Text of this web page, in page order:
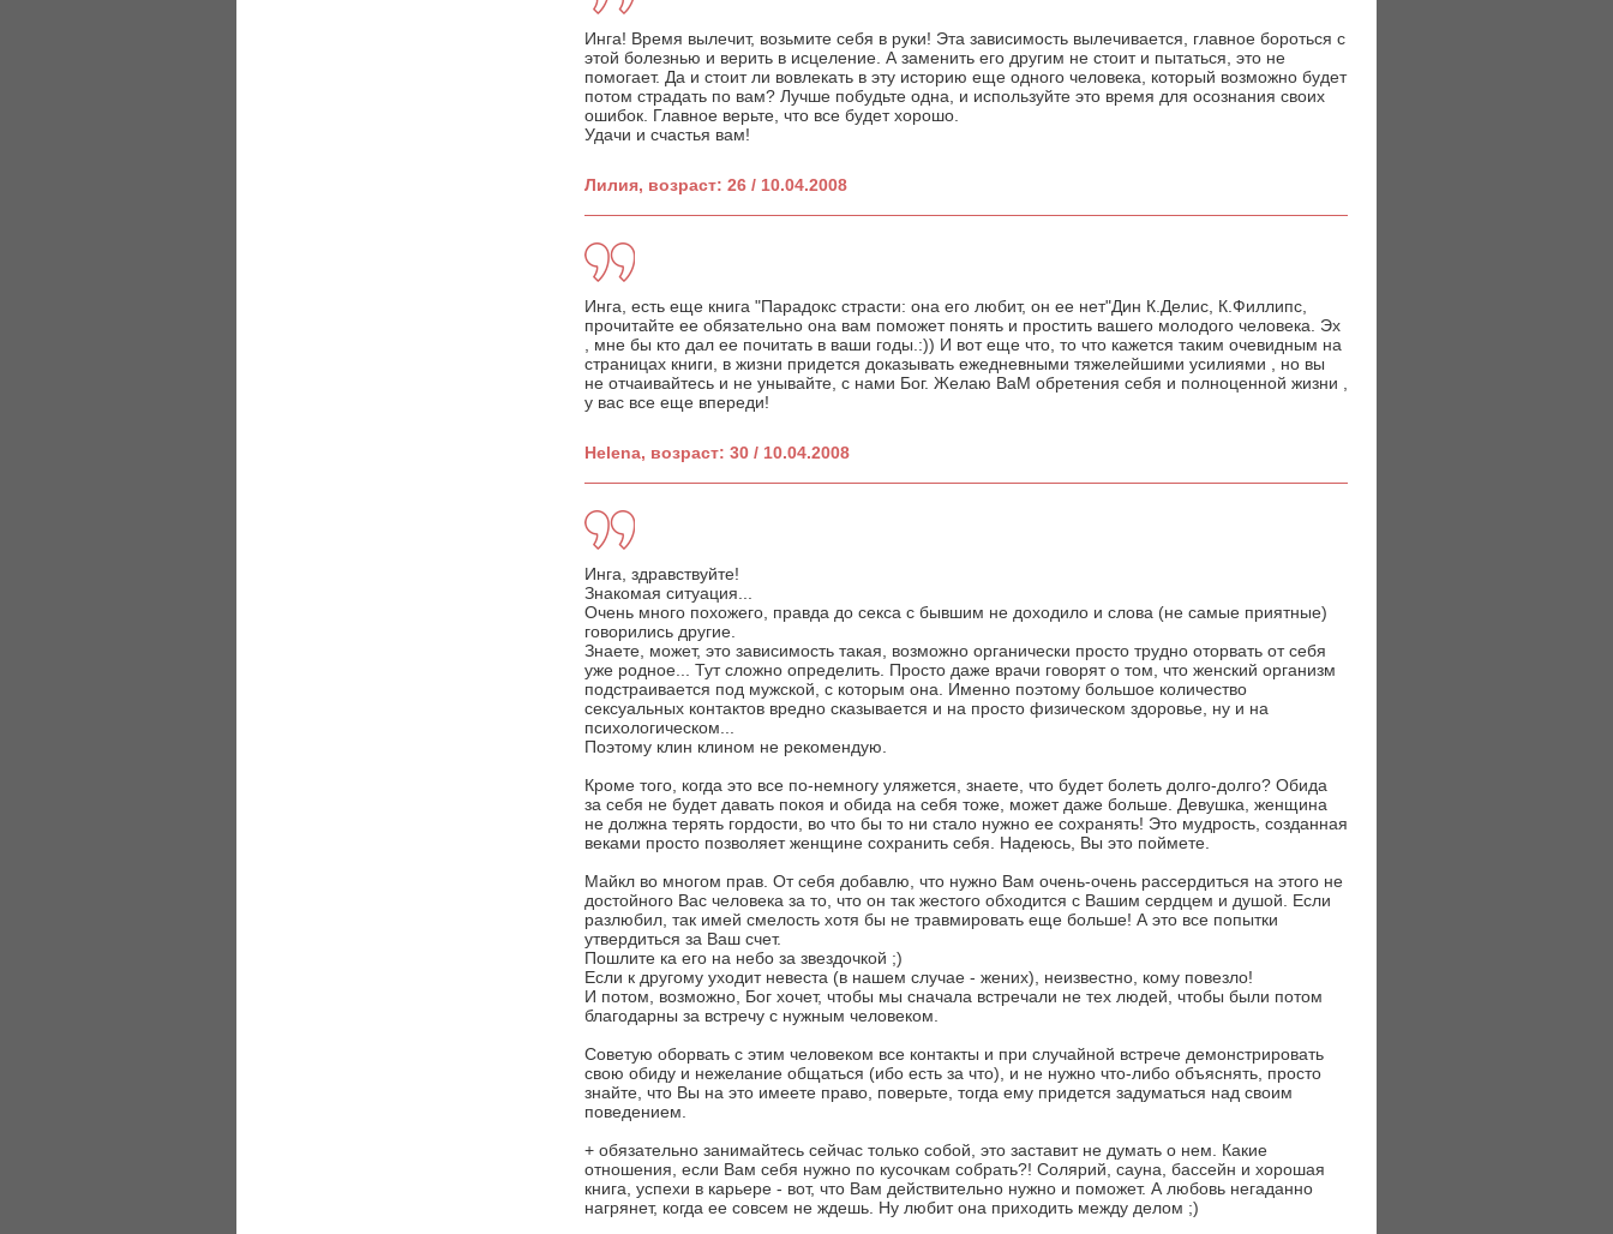
Инга! Время вылечит, возьмите себя в руки! Эта зависимость вылечивается, главное бороться с
этой болезнью и верить в исцеление. А заменить его другим не стоит и пытаться, это не
помогает. Да и стоит ли вовлекать в эту историю еще одного человека, который возможно будет
потом страдать по вам? Лучше побудьте одна, и используйте это время для осознания своих
ошибок. Главное верьте, что все будет хорошо.
Удачи и счастья вам!
Лилия, возраст: 26 / 10.04.2008
Инга, есть еще книга "Парадокс страсти: она его любит, он ее нет"Дин К.Делис, К.Филлипс,
прочитайте ее обязательно она вам поможет понять и простить вашего молодого человека. Эх
, мне бы кто дал ее почитать в ваши годы.:)) И вот еще что, то что кажется таким очевидным на
страницах книги, в жизни придется доказывать ежедневными тяжелейшими усилиями , но вы
не отчаивайтесь и не унывайте, с нами Бог. Желаю ВаМ обретения себя и полноценной жизни ,
у вас все еще впереди!
Helena, возраст: 30 / 10.04.2008
Инга, здравствуйте!
Знакомая ситуация...
Очень много похожего, правда до секса с бывшим не доходило и слова (не самые приятные)
говорились другие.
Знаете, может, это зависимость такая, возможно органически просто трудно оторвать от себя
уже родное... Тут сложно определить. Просто даже врачи говорят о том, что женский организм
подстраивается под мужской, с которым она. Именно поэтому большое количество
сексуальных контактов вредно сказывается и на просто физическом здоровье, ну и на
психологическом...
Поэтому клин клином не рекомендую.
Кроме того, когда это все по-немногу уляжется, знаете, что будет болеть долго-долго? Обида
за себя не будет давать покоя и обида на себя тоже, может даже больше. Девушка, женщина
не должна терять гордости, во что бы то ни стало нужно ее сохранять! Это мудрость, созданная
веками просто позволяет женщине сохранить себя. Надеюсь, Вы это поймете.
Майкл во многом прав. От себя добавлю, что нужно Вам очень-очень рассердиться на этого не
достойного Вас человека за то, что он так жестого обходится с Вашим сердцем и душой. Если
разлюбил, так имей смелость хотя бы не травмировать еще больше! А это все попытки
утвердиться за Ваш счет.
Пошлите ка его на небо за звездочкой ;)
Если к другому уходит невеста (в нашем случае - жених), неизвестно, кому повезло!
И потом, возможно, Бог хочет, чтобы мы сначала встречали не тех людей, чтобы были потом
благодарны за встречу с нужным человеком.
Советую оборвать с этим человеком все контакты и при случайной встрече демонстрировать
свою обиду и нежелание общаться (ибо есть за что), и не нужно что-либо объяснять, просто
знайте, что Вы на это имеете право, поверьте, тогда ему придется задуматься над своим
поведением.
+ обязательно занимайтесь сейчас только собой, это заставит не думать о нем. Какие
отношения, если Вам себя нужно по кусочкам собрать?! Солярий, сауна, бассейн и хорошая
книга, успехи в карьере - вот, что Вам действительно нужно и поможет. А любовь негаданно
нагрянет, когда ее совсем не ждешь. Ну любит она приходить между делом ;)